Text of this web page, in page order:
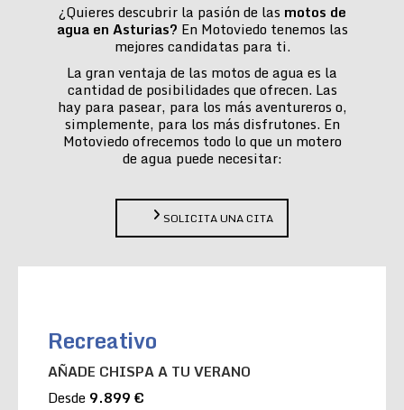
¿Quieres descubrir la pasión de las motos de
agua en Asturias? En Motoviedo tenemos las
mejores candidatas para ti.
La gran ventaja de las motos de agua es la
cantidad de posibilidades que ofrecen. Las
hay para pasear, para los más aventureros o,
simplemente, para los más disfrutones. En
Motoviedo ofrecemos todo lo que un motero
de agua puede necesitar:
SOLICITA UNA CITA
Recreativo
AÑADE CHISPA A TU VERANO
Desde 9.899 €